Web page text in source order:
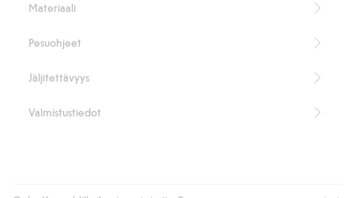
Sisältää 100 % kierrätettyä polyesteriä.
Tuotenumero:
Materiaali
Pesuohjeet
Jäljitettävyys
Valmistustiedot